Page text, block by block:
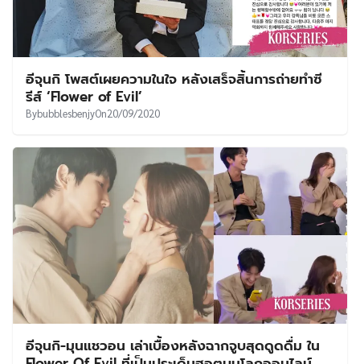
อีจุนกิ โพสต์เผยความในใจ หลังเสร็จสิ้นการถ่ายทำซี
รีส์ ‘Flower of Evil’
BybubblesbenjyOn20/09/2020
อีจุนกิ-มุนแชวอน เล่าเบื้องหลังฉากจูบสุดดูดดื่ม ใน